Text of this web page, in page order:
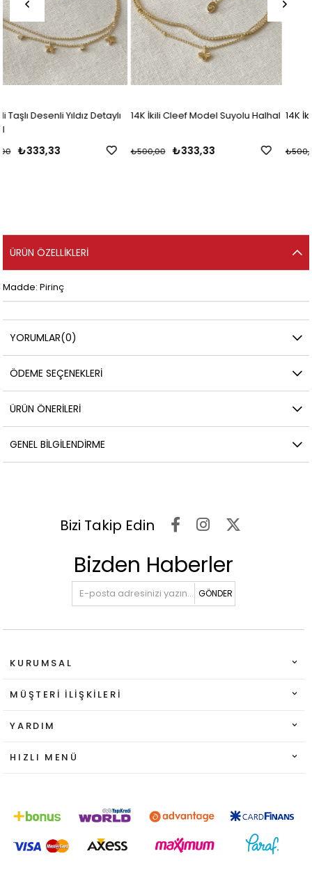
14K İkili Cleef Model Suyolu Halhal
₺500,00
14K İkili Mini Taşlı Dorikalı Halhal
₺500,00
ÜRÜN ÖZELLIKLERI
Madde: Pirinç
YORUMLAR(0)
ÖDEME SEÇENEKLERI
ÜRÜN ÖNERILERI
GENEL BILGILENDIRME
Bizi Takip Edin
Bizden Haberler
GÖNDER
KURUMSAL
MÜŞTERI İLIŞKILERI
YARDIM
HIZLI MENÜ